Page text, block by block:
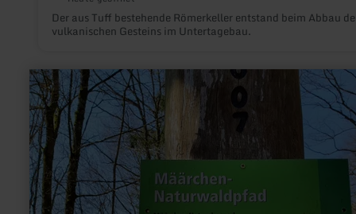
Der aus Tuff bestehende Römerkeller entstand beim Abbau
vulkanischen Gesteins im Untertagebau.
mehr
erfahren
zu:
Holzmaar,
Dürres
Maar,
Hetsche
Määrchen